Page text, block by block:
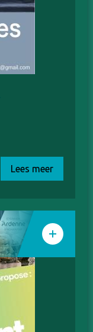
Lees meer